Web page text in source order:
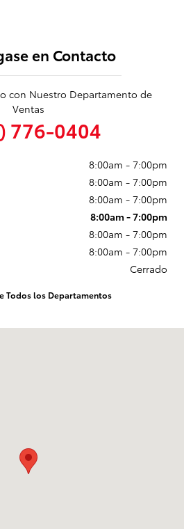
en Contacto
con Nuestro Departamento de
Ventas
776-0404
8:00am - 7:00pm
8:00am - 7:00pm
8:00am - 7:00pm
8:00am - 7:00pm
8:00am - 7:00pm
8:00am - 7:00pm
Cerrado
Todos los Departamentos